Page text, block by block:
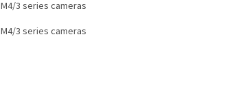
3 series cameras
3 series cameras